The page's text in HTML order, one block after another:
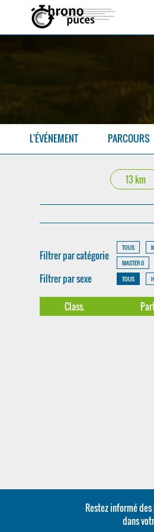
L'ÉVÉNEMENT PARCOURS
13 km
Filtrer par catégorie
TOUS
MASTER 0
Filtrer par sexe TOUS
Class.
Restez informé
dans